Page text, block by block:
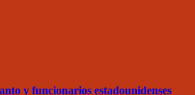
y funcionarios estadounidenses